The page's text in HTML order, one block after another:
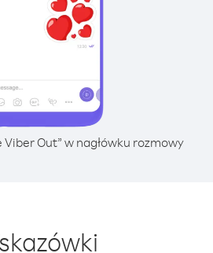
Viber Out” w nagłówku rozmowy